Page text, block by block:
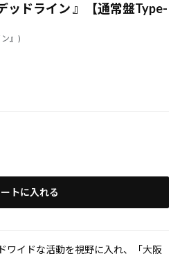
ッドライン 』【通常盤Type-
』)
トに入れる
ワイドな活動を視野に入れ、「大阪